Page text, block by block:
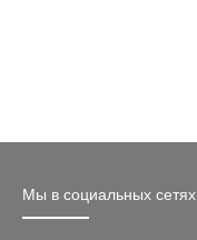
Мы в социальных сетях